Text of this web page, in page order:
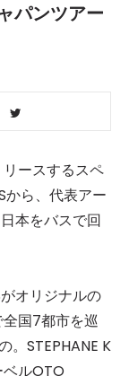
パンツアー
ースするスペ
から、代表アー
本をバスで回
オリジナルの
国7都市を巡
。STEPHANE K
ルOTO